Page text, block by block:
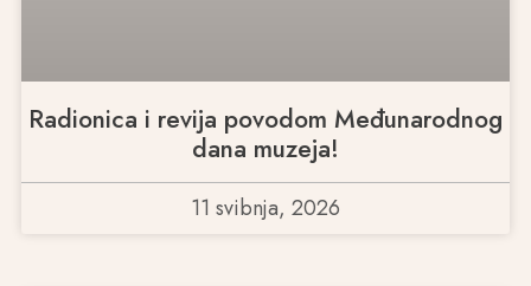
Radionica i revija povodom Međunarodnog
dana muzeja!
11 svibnja, 2026